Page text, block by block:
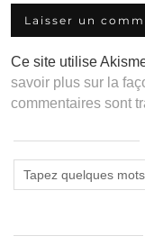
Ce site utilise
savoir plus sur la
commentaires sont